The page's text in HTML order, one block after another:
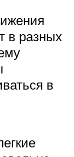
в разных
в